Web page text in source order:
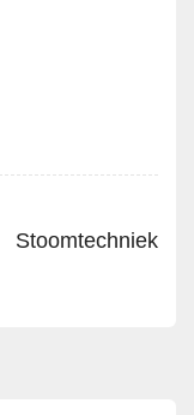
Stoomtechniek